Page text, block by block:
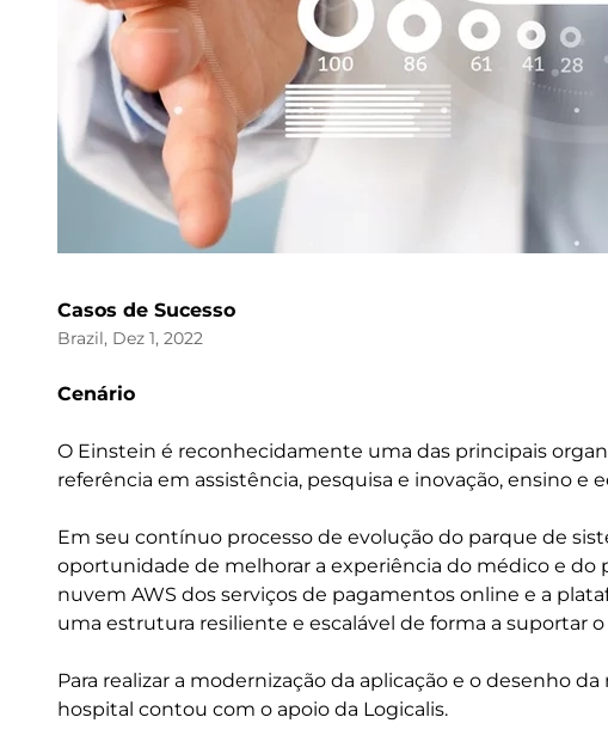
Casos de Sucesso
Brazil, Dez 1, 2022
Cenário
O Einstein é reconhecidamente uma das principais
referência em assistência, pesquisa e inovação, ensino e
Em seu contínuo processo de evolução do parque de
oportunidade de melhorar a experiência do médico e
nuvem AWS dos serviços de pagamentos online e a
uma estrutura resiliente e escalável de forma a suportar
Para realizar a modernização da aplicação e o desenho
hospital contou com o apoio da Logicalis.